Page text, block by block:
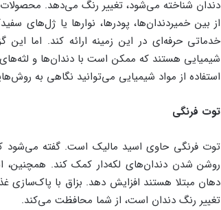
دندان شناخته می‌شود، تغییر رنگ می‌دهد. محصولات
از بین خمیردندان‌ها، پودرها، نوارها یا ژل‌های
خدماتی حرفه‌ای در این زمینه ارائه کند. اما
شیمیایی هستند که ممکن است با دندان‌ها و
استفاده از مواد شیمیایی می‌توانید نگاهی به
توت فرنگی
توت فرنگی حاوی اسید مالیک است. گفته می‌شود
روشن شدن دندان‌های لکه‌دار کمک کند. همچنین،
دهان مبتلا هستند افزایش دهد. بزاق با پاک‌سازی
تغییر رنگ دندان است، از شما محافظت می‌کند.